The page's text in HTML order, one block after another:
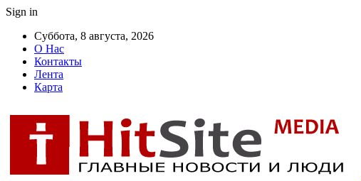
Sign in
Суббота, 8 августа, 2026
О Нас
Контакты
Лента
Карта